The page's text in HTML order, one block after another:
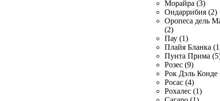
Морайра (3)
Ондаррибия (2)
Оропеса дель
(2)
Пау (1)
Плайя Бланка
Пунта Прима
Розес (9)
Рок Дэль Конде
Росас (4)
Рохалес (1)